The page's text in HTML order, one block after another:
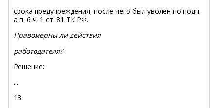
срока предупреждения, после чего был уволен по подп.
а п. 6 ч. 1 ст. 81 ТК РФ.
Правомерны ли действия
работодателя?
Решение:
...
13.